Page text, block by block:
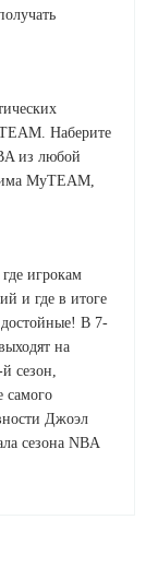
Наберите
из любой
MyTEAM,
игрокам
и где в итоге
достойные! В 7-
на
сезон,
самого
Джоэл
сезона NBA